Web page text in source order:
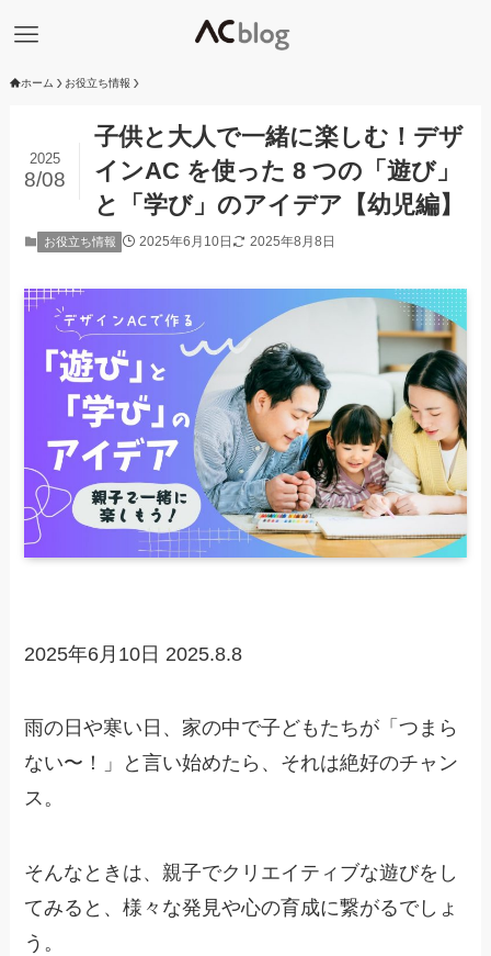
ホーム お役立ち情報
子供と大人で一緒に楽しむ！デザ
インAC を使った 8 つの「遊び」
と「学び」のアイデア【幼児編】
2025
8/08
お役立ち情報 2025年6月10日 2025年8月8日
2025年6月10日 2025.8.8
雨の日や寒い日、家の中で子どもたちが「つまら
ない〜！」と言い始めたら、それは絶好のチャン
ス。
そんなときは、親子でクリエイティブな遊びをし
てみると、様々な発見や心の育成に繋がるでしょ
う。